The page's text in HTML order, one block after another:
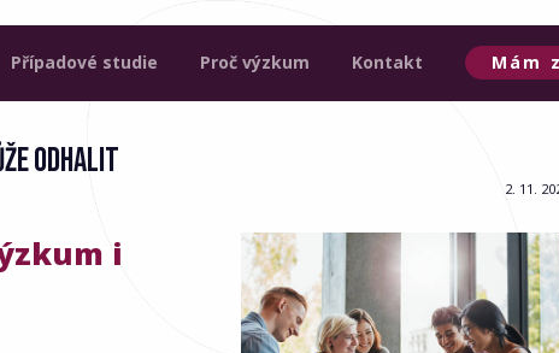
Případové studie Proč výzkum Kontakt Mám
ODHALIT
2. 11.
i